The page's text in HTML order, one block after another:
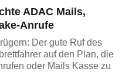
ADAC Mails,
Anrufe
Der gute Ruf des
auf den Plan, die
oder Mails Kasse zu